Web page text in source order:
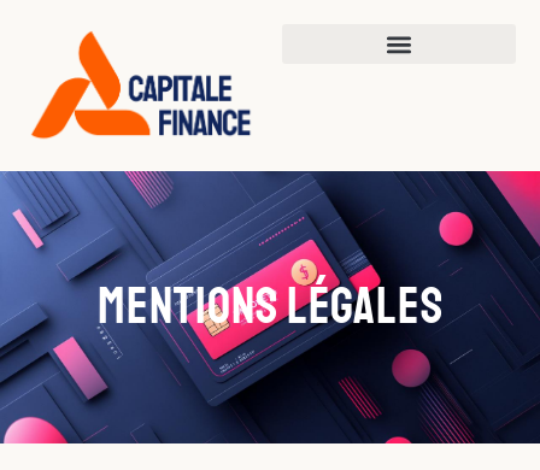
Mentions légales